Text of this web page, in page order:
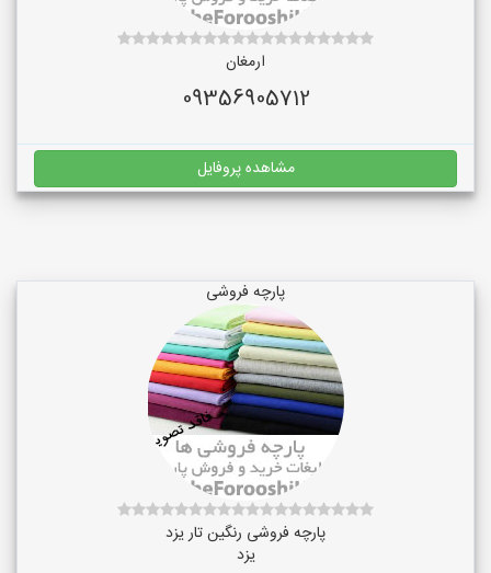
ارمغان
09356905712
مشاهده پروفایل
پارچه فروشی
پارچه فروشی رنگین تار یزد
یزد